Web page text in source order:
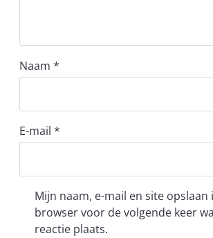
Naam *
E-mail *
Mijn naam, e-mail en site opslaan
browser voor de volgende keer
reactie plaats.